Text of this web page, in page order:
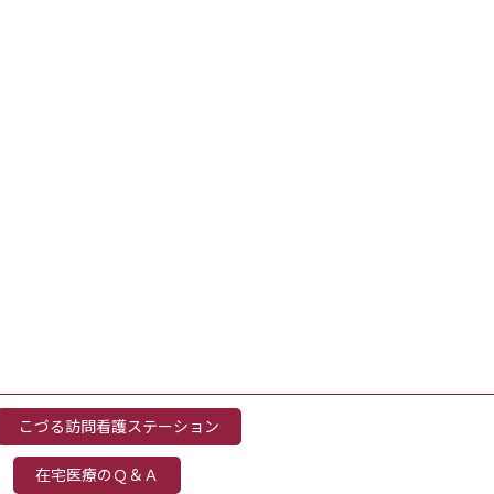
こづる訪問看護ステーション
在宅医療のＱ＆Ａ